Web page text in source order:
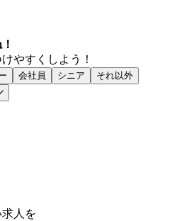
やすくしよう！
会社員 シニア
それ以外
人を